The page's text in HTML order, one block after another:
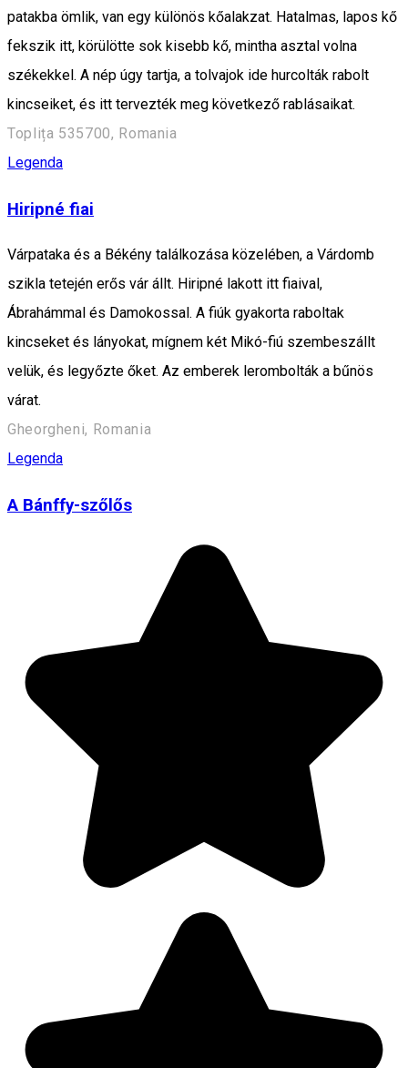
patakba ömlik, van egy különös kőalakzat. Hatalmas, lapos kő
fekszik itt, körülötte sok kisebb kő, mintha asztal volna
székekkel. A nép úgy tartja, a tolvajok ide hurcolták rabolt
kincseiket, és itt tervezték meg következő rablásaikat.
Toplița 535700, Romania
Legenda
Hiripné fiai
Várpataka és a Békény találkozása közelében, a Várdomb
szikla tetején erős vár állt. Hiripné lakott itt fiaival,
Ábrahámmal és Damokossal. A fiúk gyakorta raboltak
kincseket és lányokat, mígnem két Mikó-fiú szembeszállt
velük, és legyőzte őket. Az emberek lerombolták a bűnös
várat.
Gheorgheni, Romania
Legenda
A Bánffy-szőlős